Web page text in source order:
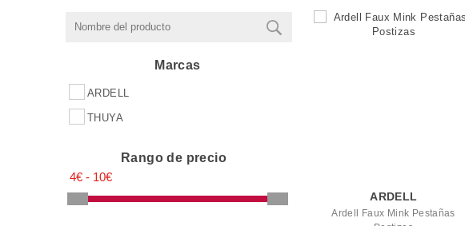
Marcas
ARDELL
THUYA
Rango de precio
ARDELL
Ardell Faux Mink Pestañas